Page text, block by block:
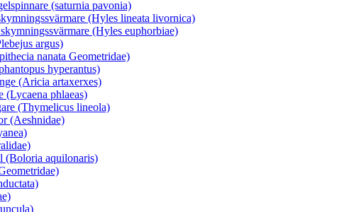
(saturnia pavonia)
(Hyles lineata livornica)
(Hyles euphorbiae)
argus)
nanata Geometridae)
hyperantus)
(Aricia artaxerxes)
phlaeas)
(Thymelicus lineola)
(Aeshnidae)
(Boloria aquilonaris)